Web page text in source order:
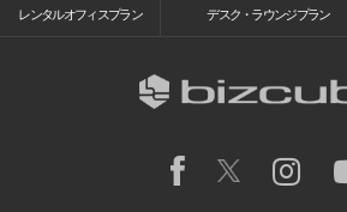
レンタルオフィスプラン デスク・ラウンジプラン